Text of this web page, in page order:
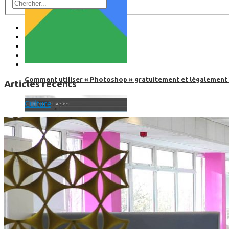
Comment utiliser « Photoshop » gratuitement et légalement
Articles récents
Culture